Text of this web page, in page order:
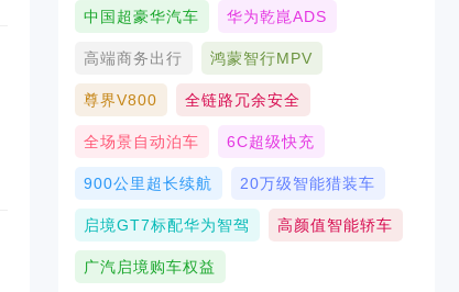
中国超豪华汽车 华为乾崑ADS
高端商务出行 鸿蒙智行MPV
尊界V800 全链路冗余安全
全场景自动泊车 6C超级快充
900公里超长续航 20万级智能猎装车
启境GT7标配华为智驾 高颜值智能轿车
广汽启境购车权益